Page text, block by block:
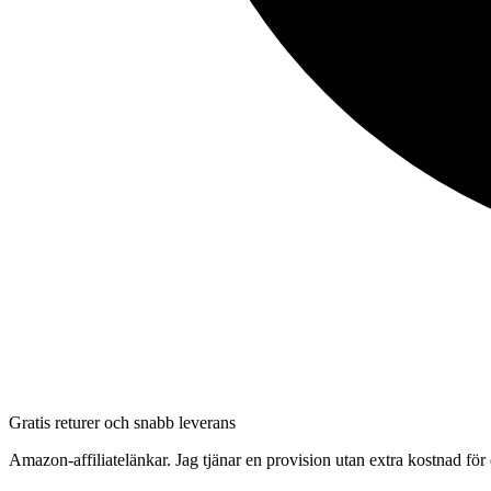
Gratis returer och snabb leverans
Amazon-affiliatelänkar. Jag tjänar en provision utan extra kostnad för